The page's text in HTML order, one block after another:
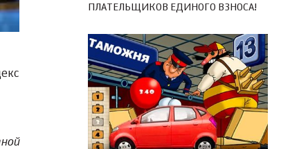
ПЛАТЕЛЬЩИКОВ ЕДИНОГО ВЗНОСА!